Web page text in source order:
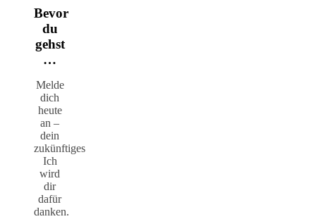
Bevor
du
gehst
…
Melde
dich
heute
an –
dein
zukünftiges
Ich
wird
dir
dafür
danken.